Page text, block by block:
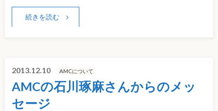
続きを読む
2013.12.10 AMCについて
AMCの石川琢麻さんからのメッ
セージ